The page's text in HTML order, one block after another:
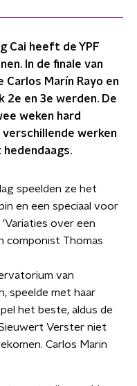
Cai heeft de YPF
In de finale van
Marín Rayo en
2e en 3e werden. De
weken hard
werken
speelden ze het
en een speciaal voor
over een
componist Thomas
van
speelde met haar
het beste, aldus de
Verster niet
Carlos Marin